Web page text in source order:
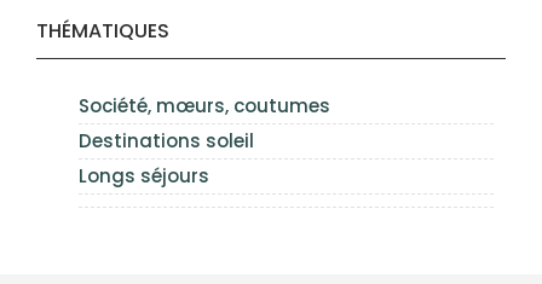
THÉMATIQUES
Société, mœurs, coutumes
Destinations soleil
Longs séjours